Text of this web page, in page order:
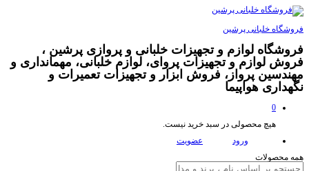
فروشگاه خلبانی پرشین
فروشگاه لوازم و تجهیزات خلبانی و پروازی پرشین ،
فروش لوازم و تجهیزات پروای، لوازم خلبانی، مهمانداری و
مهندسین پرواز، فروش ابزار و تجهیزات تعمیرات و
نگهداری هواپیما
0
هیچ محصولی در سبد خرید نیست.
ورود
عضویت
همه محصولات